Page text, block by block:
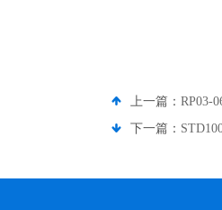
上一篇： RP03-
下一篇：